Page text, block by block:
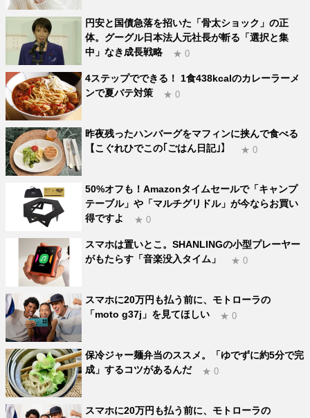
円安と国債急落を招いた「骨太ショック」の正
体。グーグル日本法人元社長が斬る「選択と集
中」なき成長戦略
★ 0
4ステップでできる！ 1食438kcalのカレーラーメ
ンで夏バテ対策
★ 0
昨夜残ったハンバーグをマフィンに挟んで食べる
【こぐれひでこの｢ごはん日記｣】
★ 0
50%オフも！Amazonタイムセールで「キャンプ
テーブル」や「マルチグリドル」が今ならお買い
得ですよ
★ 0
スマホは置いとこ。SHANLINGの小型プレーヤー
がもたらす「音楽没入タイム」
★ 0
スマホに20万円も払う前に、モトローラの
「moto g37j」を見てほしい
★ 0
保冷ジャー麺弁当のススメ。「ゆでずに約5分で完
成」するコツがあるんだ
★ 0
スマホに20万円も払う前に、モトローラの